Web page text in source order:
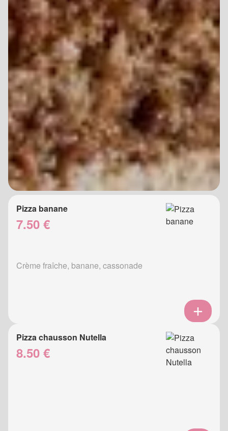
Pizza banane
7.50 €
Crème fraîche, banane, cassonade
Pizza chausson Nutella
8.50 €